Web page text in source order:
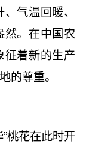
气温回暖、
然。在中国农
征着新的生产
的尊重。
桃花在此时开